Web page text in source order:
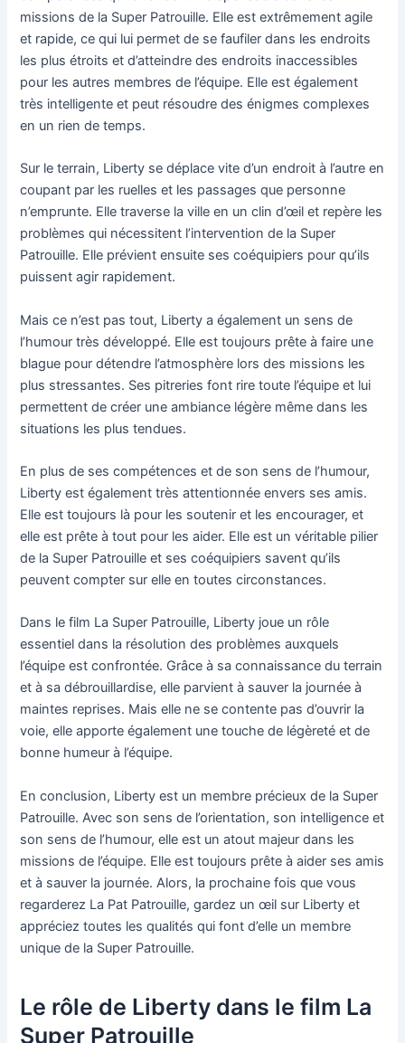
missions de la Super Patrouille. Elle est extrêmement agile
et rapide, ce qui lui permet de se faufiler dans les endroits
les plus étroits et d’atteindre des endroits inaccessibles
pour les autres membres de l’équipe. Elle est également
très intelligente et peut résoudre des énigmes complexes
en un rien de temps.
Sur le terrain, Liberty se déplace vite d’un endroit à l’autre en
coupant par les ruelles et les passages que personne
n’emprunte. Elle traverse la ville en un clin d’œil et repère les
problèmes qui nécessitent l’intervention de la Super
Patrouille. Elle prévient ensuite ses coéquipiers pour qu’ils
puissent agir rapidement.
Mais ce n’est pas tout, Liberty a également un sens de
l’humour très développé. Elle est toujours prête à faire une
blague pour détendre l’atmosphère lors des missions les
plus stressantes. Ses pitreries font rire toute l’équipe et lui
permettent de créer une ambiance légère même dans les
situations les plus tendues.
En plus de ses compétences et de son sens de l’humour,
Liberty est également très attentionnée envers ses amis.
Elle est toujours là pour les soutenir et les encourager, et
elle est prête à tout pour les aider. Elle est un véritable pilier
de la Super Patrouille et ses coéquipiers savent qu’ils
peuvent compter sur elle en toutes circonstances.
Dans le film La Super Patrouille, Liberty joue un rôle
essentiel dans la résolution des problèmes auxquels
l’équipe est confrontée. Grâce à sa connaissance du terrain
et à sa débrouillardise, elle parvient à sauver la journée à
maintes reprises. Mais elle ne se contente pas d’ouvrir la
voie, elle apporte également une touche de légèreté et de
bonne humeur à l’équipe.
En conclusion, Liberty est un membre précieux de la Super
Patrouille. Avec son sens de l’orientation, son intelligence et
son sens de l’humour, elle est un atout majeur dans les
missions de l’équipe. Elle est toujours prête à aider ses amis
et à sauver la journée. Alors, la prochaine fois que vous
regarderez La Pat Patrouille, gardez un œil sur Liberty et
appréciez toutes les qualités qui font d’elle un membre
unique de la Super Patrouille.
Le rôle de Liberty dans le film La
Super Patrouille